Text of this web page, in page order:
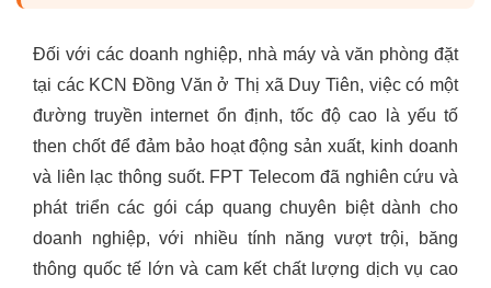
Đối với các doanh nghiệp, nhà máy và văn phòng đặt
tại các KCN Đồng Văn ở Thị xã Duy Tiên, việc có một
đường truyền internet ổn định, tốc độ cao là yếu tố
then chốt để đảm bảo hoạt động sản xuất, kinh doanh
và liên lạc thông suốt. FPT Telecom đã nghiên cứu và
phát triển các gói cáp quang chuyên biệt dành cho
doanh nghiệp, với nhiều tính năng vượt trội, băng
thông quốc tế lớn và cam kết chất lượng dịch vụ cao